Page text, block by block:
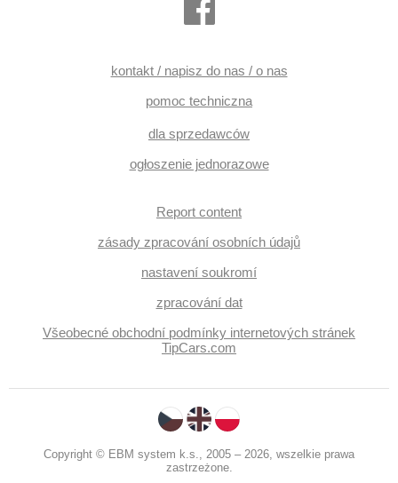
kontakt / napisz do nas / o nas
pomoc techniczna
dla sprzedawców
ogłoszenie jednorazowe
Report content
zásady zpracování osobních údajů
nastavení soukromí
zpracování dat
Všeobecné obchodní podmínky internetových stránek
TipCars.com
Copyright © EBM system k.s., 2005 – 2026, wszelkie prawa
zastrzeżone.